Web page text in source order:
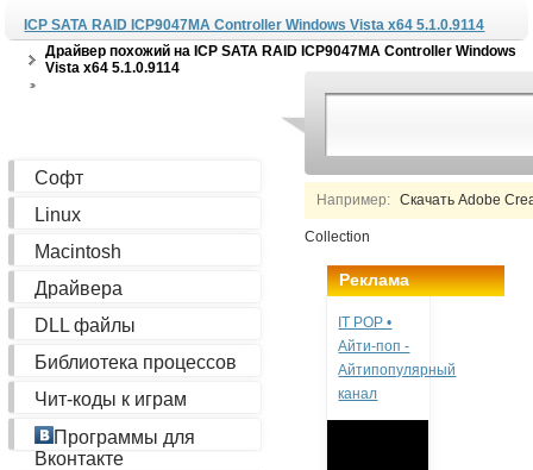
ICP SATA RAID ICP9047MA Controller Windows Vista x64 5.1.0.9114
Драйвер похожий на ICP SATA RAID ICP9047MA Controller Windows
Vista x64 5.1.0.9114
Например: Скачать Adobe
Collection
Софт
Linux
Macintosh
Драйвера
DLL файлы
Библиотека процессов
Чит-коды к играм
Программы для
Вконтакте
Реклама
IT POP •
Айти-поп -
Айтипопулярный
канал